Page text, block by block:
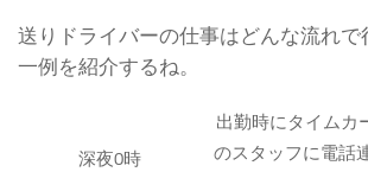
送りドライバーの仕事はどんな流れで
一例を紹介するね。
深夜0時
出勤時にタイムカ
のスタッフに電話